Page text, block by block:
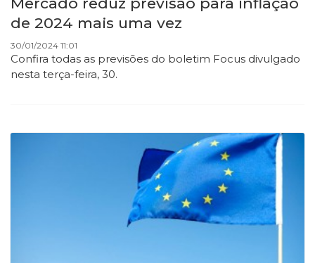
de 2024 mais uma vez
30/01/2024 11:01
Confira todas as previsões do boletim Focus divulgado
nesta terça-feira, 30.